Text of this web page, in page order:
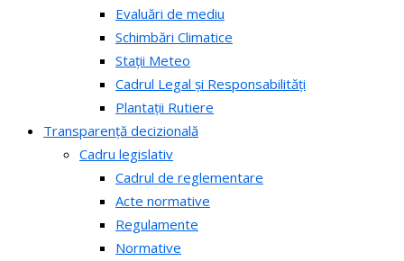
Evaluări de mediu
Schimbări Climatice
Stații Meteo
Cadrul Legal și Responsabilități
Plantații Rutiere
Transparență decizională
Cadru legislativ
Cadrul de reglementare
Acte normative
Regulamente
Normative